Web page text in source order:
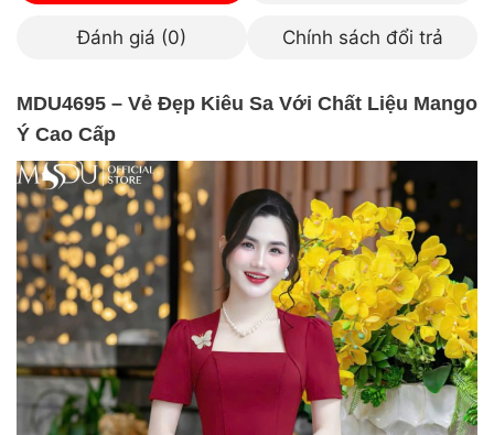
Đánh giá (0) Chính sách đổi trả
MDU4695 – Vẻ Đẹp Kiêu Sa Với Chất Liệu Mango
Ý Cao Cấp